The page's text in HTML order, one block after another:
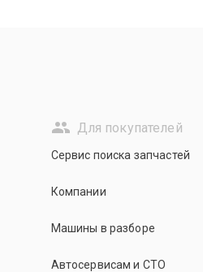
Для покупателей
Сервис поиска запчастей
Компании
Машины в разборе
Автосервисам и СТО